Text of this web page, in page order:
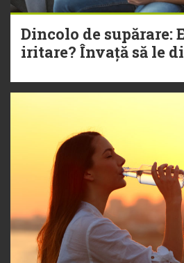
Dincolo de supărare:
iritare? Învață să le